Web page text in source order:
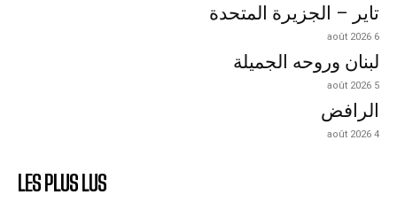
تاير – الجزيرة المتحدة
6 août 2026
لبنان وروحه الجميلة
5 août 2026
الرافض
4 août 2026
LES PLUS LUS